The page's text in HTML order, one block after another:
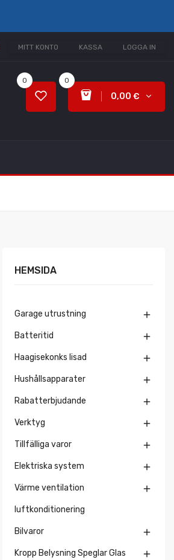
MITT KONTO KASSA LOGGA IN
0
0,00 €
0
HEMSIDA
Garage utrustning 
Batteritid 
Haagisekonks lisad 
Hushållsapparater 
Rabatterbjudande 
Verktyg 
Tillfälliga varor 
Elektriska system 
Värme ventilation
luftkonditionering

Bilvaror 
Kropp Belysning Speglar Glas 